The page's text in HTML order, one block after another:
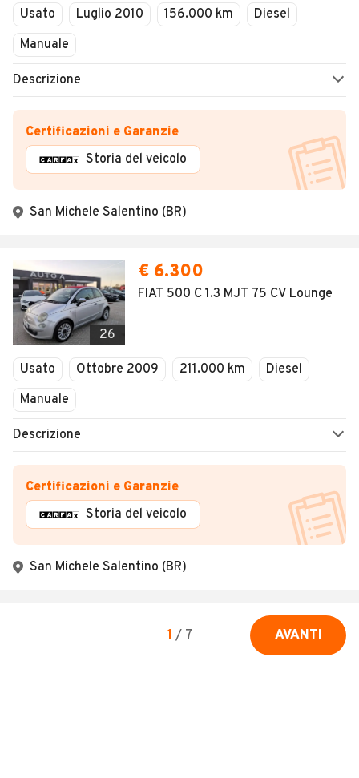
Usato Luglio 2010 156.000 km
Diesel
Manuale
Descrizione
Certificazioni e Garanzie
Storia del veicolo
San Michele Salentino (BR)
26
€ 6.300
FIAT 500 C 1.3 MJT 75 CV Lounge
Usato Ottobre 2009 211.000 km
Diesel
Manuale
Descrizione
Certificazioni e Garanzie
Storia del veicolo
San Michele Salentino (BR)
1 / 7 AVANTI